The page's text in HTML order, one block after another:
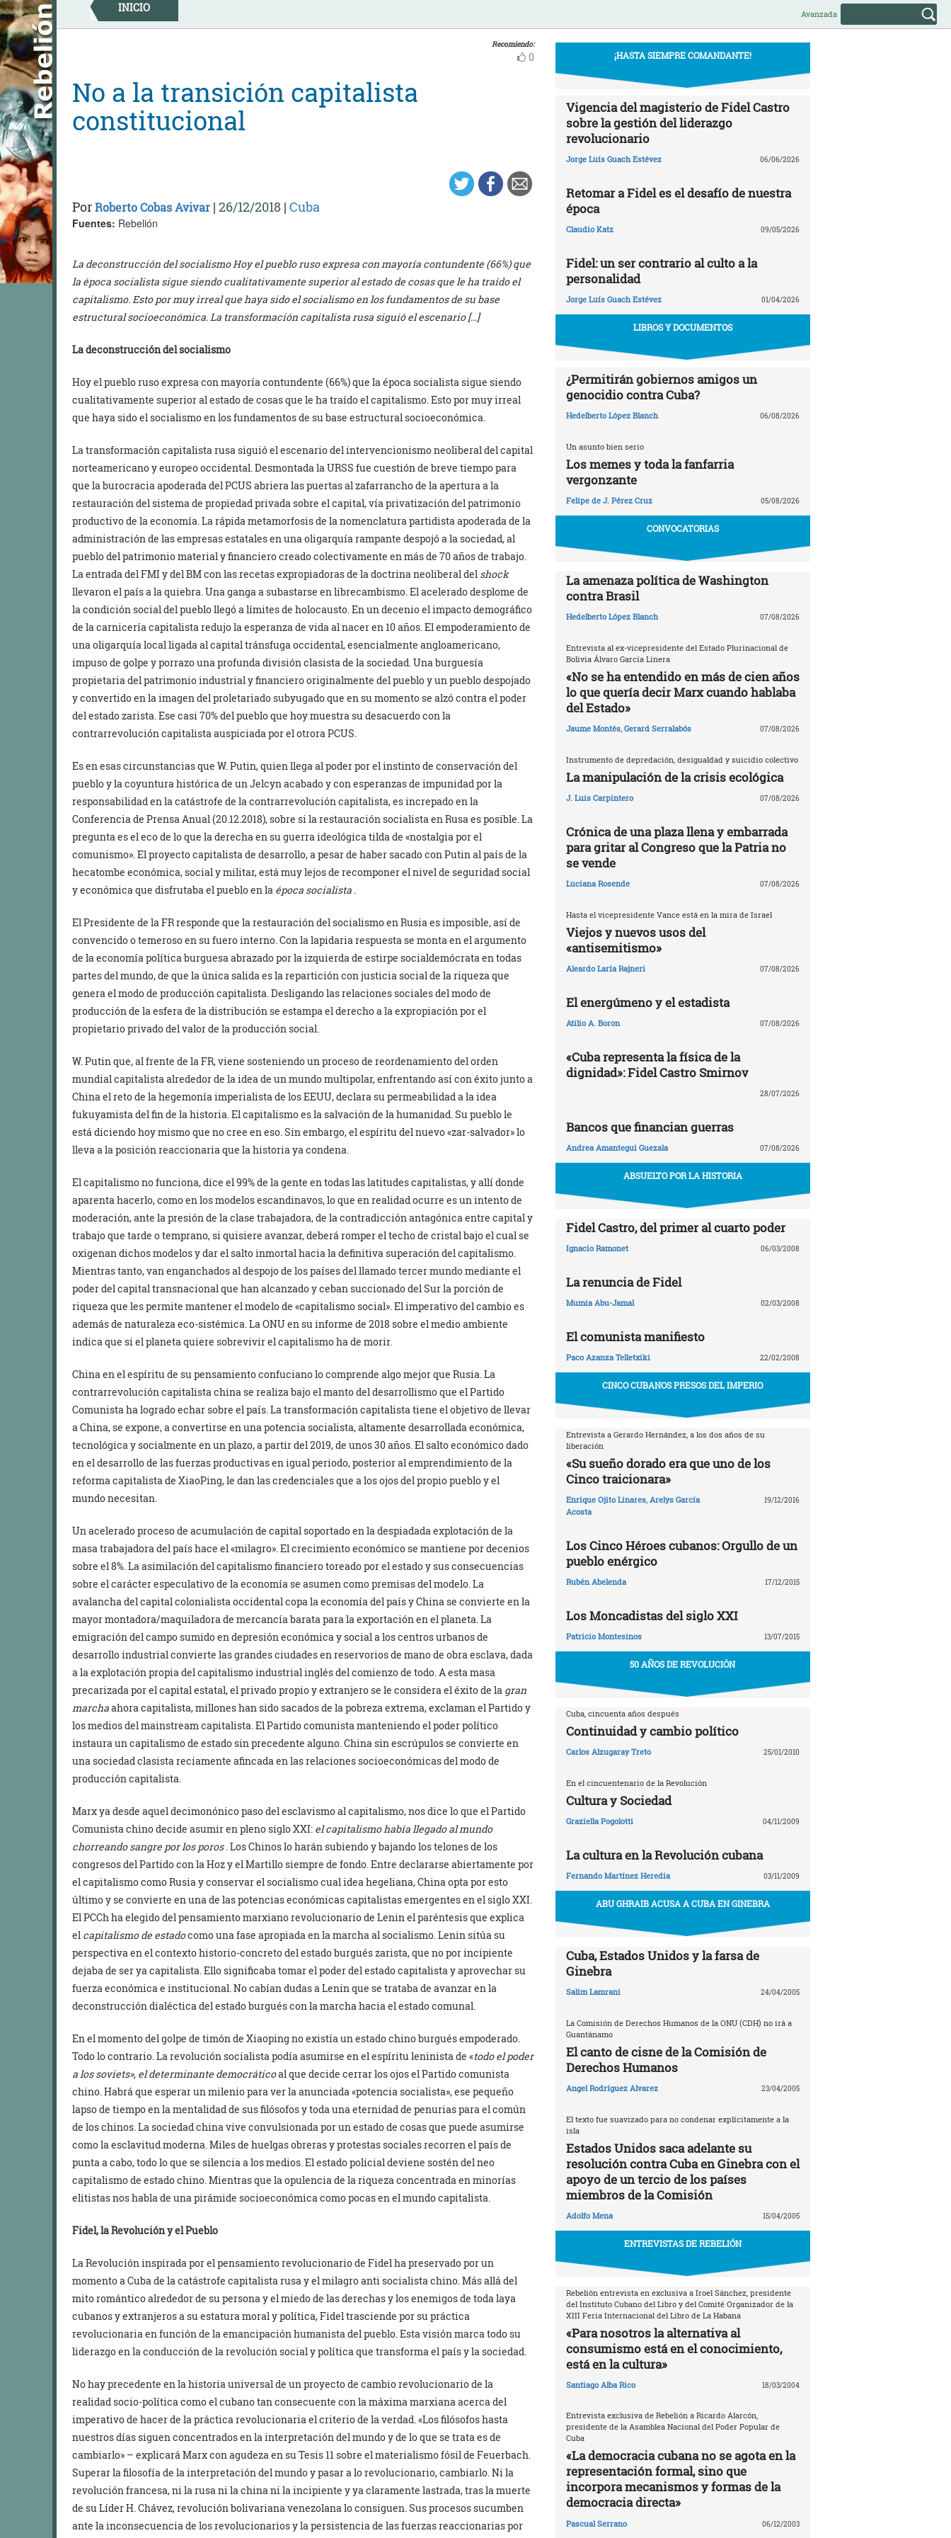
Skip
to
content
INICIO Avanzada
Recomiendo:
0
No a la transición capitalista
constitucional
PorRoberto Cobas Avivar | 26/12/2018 | Cuba
Fuentes: Rebelión
La deconstrucción del socialismo Hoy el pueblo ruso expresa con mayoría contundente (66%) que
la época socialista sigue siendo cualitativamente superior al estado de cosas que le ha traído el
capitalismo. Esto por muy irreal que haya sido el socialismo en los fundamentos de su base
estructural socioeconómica. La transformación capitalista rusa siguió el escenario […]
La deconstrucción del socialismo
Hoy el pueblo ruso expresa con mayoría contundente (66%) que la época socialista sigue siendo
cualitativamente superior al estado de cosas que le ha traído el capitalismo. Esto por muy irreal
que haya sido el socialismo en los fundamentos de su base estructural socioeconómica.
La transformación capitalista rusa siguió el escenario del intervencionismo neoliberal del capital
norteamericano y europeo occidental. Desmontada la URSS fue cuestión de breve tiempo para
que la burocracia apoderada del PCUS abriera las puertas al zafarrancho de la apertura a la
restauración del sistema de propiedad privada sobre el capital, vía privatización del patrimonio
productivo de la economía. La rápida metamorfosis de la nomenclatura partidista apoderada de la
administración de las empresas estatales en una oligarquía rampante despojó a la sociedad, al
pueblo del patrimonio material y financiero creado colectivamente en más de 70 años de trabajo.
La entrada del FMI y del BM con las recetas expropiadoras de la doctrina neoliberal del shock
llevaron el país a la quiebra. Una ganga a subastarse en librecambismo. El acelerado desplome de
la condición social del pueblo llegó a límites de holocausto. En un decenio el impacto demográfico
de la carnicería capitalista redujo la esperanza de vida al nacer en 10 años. El empoderamiento de
una oligarquía local ligada al capital tránsfuga occidental, esencialmente angloamericano,
impuso de golpe y porrazo una profunda división clasista de la sociedad. Una burguesía
propietaria del patrimonio industrial y financiero originalmente del pueblo y un pueblo despojado
y convertido en la imagen del proletariado subyugado que en su momento se alzó contra el poder
del estado zarista. Ese casi 70% del pueblo que hoy muestra su desacuerdo con la
contrarrevolución capitalista auspiciada por el otrora PCUS.
Es en esas circunstancias que W. Putin, quien llega al poder por el instinto de conservación del
pueblo y la coyuntura histórica de un Jelcyn acabado y con esperanzas de impunidad por la
responsabilidad en la catástrofe de la contrarrevolución capitalista, es increpado en la
Conferencia de Prensa Anual (20.12.2018), sobre si la restauración socialista en Rusa es posible. La
pregunta es el eco de lo que la derecha en su guerra ideológica tilda de «nostalgia por el
comunismo». El proyecto capitalista de desarrollo, a pesar de haber sacado con Putin al país de la
hecatombe económica, social y militar, está muy lejos de recomponer el nivel de seguridad social
y económica que disfrutaba el pueblo en la época socialista .
El Presidente de la FR responde que la restauración del socialismo en Rusia es imposible, así de
convencido o temeroso en su fuero interno. Con la lapidaria respuesta se monta en el argumento
de la economía política burguesa abrazado por la izquierda de estirpe socialdemócrata en todas
partes del mundo, de que la única salida es la repartición con justicia social de la riqueza que
genera el modo de producción capitalista. Desligando las relaciones sociales del modo de
producción de la esfera de la distribución se estampa el derecho a la expropiación por el
propietario privado del valor de la producción social.
W. Putin que, al frente de la FR, viene sosteniendo un proceso de reordenamiento del orden
mundial capitalista alrededor de la idea de un mundo multipolar, enfrentando así con éxito junto a
China el reto de la hegemonía imperialista de los EEUU, declara su permeabilidad a la idea
fukuyamista del fin de la historia. El capitalismo es la salvación de la humanidad. Su pueblo le
está diciendo hoy mismo que no cree en eso. Sin embargo, el espíritu del nuevo «zar-salvador» lo
lleva a la posición reaccionaria que la historia ya condena.
El capitalismo no funciona, dice el 99% de la gente en todas las latitudes capitalistas, y allí donde
aparenta hacerlo, como en los modelos escandinavos, lo que en realidad ocurre es un intento de
moderación, ante la presión de la clase trabajadora, de la contradicción antagónica entre capital y
trabajo que tarde o temprano, si quisiere avanzar, deberá romper el techo de cristal bajo el cual se
oxigenan dichos modelos y dar el salto inmortal hacia la definitiva superación del capitalismo.
Mientras tanto, van enganchados al despojo de los países del llamado tercer mundo mediante el
poder del capital transnacional que han alcanzado y ceban succionado del Sur la porción de
riqueza que les permite mantener el modelo de «capitalismo social». El imperativo del cambio es
además de naturaleza eco-sistémica. La ONU en su informe de 2018 sobre el medio ambiente
indica que si el planeta quiere sobrevivir el capitalismo ha de morir.
China en el espíritu de su pensamiento confuciano lo comprende algo mejor que Rusia. La
contrarrevolución capitalista china se realiza bajo el manto del desarrollismo que el Partido
Comunista ha logrado echar sobre el país. La transformación capitalista tiene el objetivo de llevar
a China, se expone, a convertirse en una potencia socialista, altamente desarrollada económica,
tecnológica y socialmente en un plazo, a partir del 2019, de unos 30 años. El salto económico dado
en el desarrollo de las fuerzas productivas en igual periodo, posterior al emprendimiento de la
reforma capitalista de XiaoPing, le dan las credenciales que a los ojos del propio pueblo y el
mundo necesitan.
Un acelerado proceso de acumulación de capital soportado en la despiadada explotación de la
masa trabajadora del país hace el «milagro». El crecimiento económico se mantiene por decenios
sobre el 8%. La asimilación del capitalismo financiero toreado por el estado y sus consecuencias
sobre el carácter especulativo de la economía se asumen como premisas del modelo. La
avalancha del capital colonialista occidental copa la economía del país y China se convierte en la
mayor montadora/maquiladora de mercancía barata para la exportación en el planeta. La
emigración del campo sumido en depresión económica y social a los centros urbanos de
desarrollo industrial convierte las grandes ciudades en reservorios de mano de obra esclava, dada
a la explotación propia del capitalismo industrial inglés del comienzo de todo. A esta masa
precarizada por el capital estatal, el privado propio y extranjero se le considera el éxito de la gran
marchaahora capitalista, millones han sido sacados de la pobreza extrema, exclaman el Partido y
los medios del mainstream capitalista. El Partido comunista manteniendo el poder político
instaura un capitalismo de estado sin precedente alguno. China sin escrúpulos se convierte en
una sociedad clasista reciamente afincada en las relaciones socioeconómicas del modo de
producción capitalista.
Marx ya desde aquel decimonónico paso del esclavismo al capitalismo, nos dice lo que el Partido
Comunista chino decide asumir en pleno siglo XXI: el capitalismo había llegado al mundo
chorreando sangre por los poros. Los Chinos lo harán subiendo y bajando los telones de los
congresos del Partido con la Hoz y el Martillo siempre de fondo. Entre declararse abiertamente por
el capitalismo como Rusia y conservar el socialismo cual idea hegeliana, China opta por esto
último y se convierte en una de las potencias económicas capitalistas emergentes en el siglo XXI.
El PCCh ha elegido del pensamiento marxiano revolucionario de Lenin el paréntesis que explica
el capitalismo de estadocomo una fase apropiada en la marcha al socialismo. Lenin sitúa su
perspectiva en el contexto historio-concreto del estado burgués zarista, que no por incipiente
dejaba de ser ya capitalista. Ello significaba tomar el poder del estado capitalista y aprovechar su
fuerza económica e institucional. No cabían dudas a Lenin que se trataba de avanzar en la
deconstrucción dialéctica del estado burgués con la marcha hacia el estado comunal.
En el momento del golpe de timón de Xiaoping no existía un estado chino burgués empoderado.
Todo lo contrario. La revolución socialista podía asumirse en el espíritu leninista de «todo el poder
a los soviets», el determinante democráticoal que decide cerrar los ojos el Partido comunista
chino. Habrá que esperar un milenio para ver la anunciada «potencia socialista», ese pequeño
lapso de tiempo en la mentalidad de sus filósofos y toda una eternidad de penurias para el común
de los chinos. La sociedad china vive convulsionada por un estado de cosas que puede asumirse
como la esclavitud moderna. Miles de huelgas obreras y protestas sociales recorren el país de
punta a cabo, todo lo que se silencia a los medios. El estado policial deviene sostén del neo
capitalismo de estado chino. Mientras que la opulencia de la riqueza concentrada en minorías
elitistas nos habla de una pirámide socioeconómica como pocas en el mundo capitalista.
Fidel, la Revolución y el Pueblo
La Revolución inspirada por el pensamiento revolucionario de Fidel ha preservado por un
momento a Cuba de la catástrofe capitalista rusa y el milagro anti socialista chino. Más allá del
mito romántico alrededor de su persona y el miedo de las derechas y los enemigos de toda laya
cubanos y extranjeros a su estatura moral y política, Fidel trasciende por su práctica
revolucionaria en función de la emancipación humanista del pueblo. Esta visión marca todo su
liderazgo en la conducción de la revolución social y política que transforma el país y la sociedad.
No hay precedente en la historia universal de un proyecto de cambio revolucionario de la
realidad socio-política como el cubano tan consecuente con la máxima marxiana acerca del
imperativo de hacer de la práctica revolucionaria el criterio de la verdad. «Los filósofos hasta
nuestros días siguen concentrados en la interpretación del mundo y de lo que se trata es de
cambiarlo» – explicará Marx con agudeza en su Tesis 11 sobre el materialismo fósil de Feuerbach.
Superar la filosofía de la interpretación del mundo y pasar a lo revolucionario, cambiarlo. Ni la
revolución francesa, ni la rusa ni la china ni la incipiente y ya claramente lastrada, tras la muerte
de su Líder H. Chávez, revolución bolivariana venezolana lo consiguen. Sus procesos sucumben
ante la inconsecuencia de los revolucionarios y la persistencia de las fuerzas reaccionarias por
¡HASTA SIEMPRE COMANDANTE!
Vigencia del magisterio de Fidel Castro
sobre la gestión del liderazgo
revolucionario
Jorge Luís Guach Estévez 06/06/2026
Retomar a Fidel es el desafío de nuestra
época
Claudio Katz 09/05/2026
Fidel: un ser contrario al culto a la
personalidad
Jorge Luís Guach Estévez 01/04/2026
LIBROS Y DOCUMENTOS
¿Permitirán gobiernos amigos un
genocidio contra Cuba?
Hedelberto López Blanch 06/08/2026
Un asunto bien serio
Los memes y toda la fanfarria
vergonzante
Felipe de J. Pérez Cruz 05/08/2026
CONVOCATORIAS
La amenaza política de Washington
contra Brasil
Hedelberto López Blanch 07/08/2026
Entrevista al ex-vicepresidente del Estado Plurinacional de
Bolivia Álvaro García Linera
«No se ha entendido en más de cien años
lo que quería decir Marx cuando hablaba
del Estado»
Jaume Montés, Gerard Serralabós 07/08/2026
Instrumento de depredación, desigualdad y suicidio colectivo
La manipulación de la crisis ecológica
J. Luis Carpintero 07/08/2026
Crónica de una plaza llena y embarrada
para gritar al Congreso que la Patria no
se vende
Luciana Rosende 07/08/2026
Hasta el vicepresidente Vance está en la mira de Israel
Viejos y nuevos usos del
«antisemitismo»
Aleardo Laría Rajneri 07/08/2026
El energúmeno y el estadista
Atilio A. Boron 07/08/2026
«Cuba representa la física de la
dignidad»: Fidel Castro Smirnov
28/07/2026
Bancos que financian guerras
Andrea Amantegui Guezala 07/08/2026
ABSUELTO POR LA HISTORIA
Fidel Castro, del primer al cuarto poder
Ignacio Ramonet 06/03/2008
La renuncia de Fidel
Mumia Abu-Jamal 02/03/2008
El comunista manifiesto
Paco Azanza Telletxiki 22/02/2008
CINCO CUBANOS PRESOS DEL IMPERIO
Entrevista a Gerardo Hernández, a los dos años de su
liberación
«Su sueño dorado era que uno de los
Cinco traicionara»
Enrique Ojito Linares, Arelys García
Acosta
19/12/2016
Los Cinco Héroes cubanos: Orgullo de un
pueblo enérgico
Rubén Abelenda 17/12/2015
Los Moncadistas del siglo XXI
Patricio Montesinos 13/07/2015
50 AÑOS DE REVOLUCIÓN
Cuba, cincuenta años después
Continuidad y cambio político
Carlos Alzugaray Treto 25/01/2010
En el cincuentenario de la Revolución
Cultura y Sociedad
Graziella Pogolotti 04/11/2009
La cultura en la Revolución cubana
Fernando Martínez Heredia 03/11/2009
ABU GHRAIB ACUSA A CUBA EN GINEBRA
Cuba, Estados Unidos y la farsa de
Ginebra
Salim Lamrani 24/04/2005
La Comisión de Derechos Humanos de la ONU (CDH) no irá a
Guantánamo
El canto de cisne de la Comisión de
Derechos Humanos
Angel Rodríguez Alvarez 23/04/2005
El texto fue suavizado para no condenar explícitamente a la
isla
Estados Unidos saca adelante su
resolución contra Cuba en Ginebra con el
apoyo de un tercio de los países
miembros de la Comisión
Adolfo Mena 15/04/2005
ENTREVISTAS DE REBELIÓN
Rebelión entrevista en exclusiva a Iroel Sánchez, presidente
del Instituto Cubano del Libro y del Comité Organizador de la
XIII Feria Internacional del Libro de La Habana
«Para nosotros la alternativa al
consumismo está en el conocimiento,
está en la cultura»
Santiago Alba Rico 18/03/2004
Entrevista exclusiva de Rebelión a Ricardo Alarcón,
presidente de la Asamblea Nacional del Poder Popular de
Cuba
«La democracia cubana no se agota en la
representación formal, sino que
incorpora mecanismos y formas de la
democracia directa»
Pascual Serrano 06/12/2003